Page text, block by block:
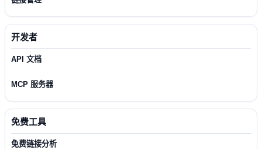
开发者
API 文档
MCP 服务器
免费工具
免费链接分析